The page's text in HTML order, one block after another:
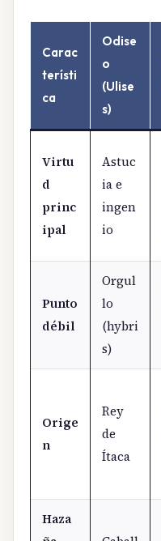
Carac
terísti
ca
Odise
o
(Ulise
s)
Virtu
d
princ
ipal
Astuc
ia e
ingen
io
Punto
débil
Orgul
lo
(hybri
s)
Orige
n
Rey
de
Ítaca
Haza